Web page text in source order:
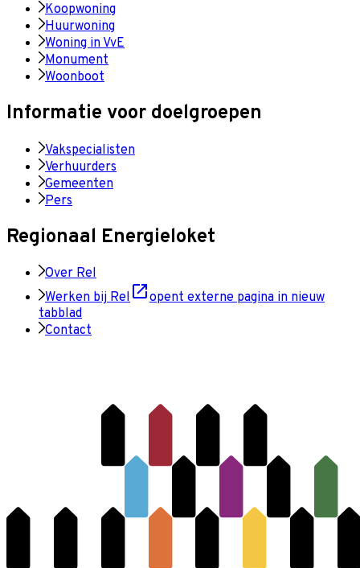
Koopwoning
Huurwoning
Woning in VvE
Monument
Woonboot
Informatie voor doelgroepen
Vakspecialisten
Verhuurders
Gemeenten
Pers
Regionaal Energieloket
Over Rel
Werken bij Rel
opent externe pagina in nieuw
tabblad
Contact